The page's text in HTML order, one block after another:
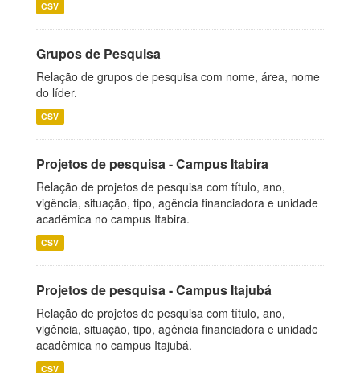
CSV
Grupos de Pesquisa
Relação de grupos de pesquisa com nome, área, nome
do líder.
CSV
Projetos de pesquisa - Campus Itabira
Relação de projetos de pesquisa com título, ano,
vigência, situação, tipo, agência financiadora e unidade
acadêmica no campus Itabira.
CSV
Projetos de pesquisa - Campus Itajubá
Relação de projetos de pesquisa com título, ano,
vigência, situação, tipo, agência financiadora e unidade
acadêmica no campus Itajubá.
CSV